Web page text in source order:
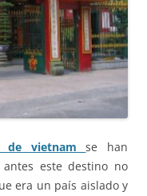
de vietnam
se han
este destino no
era un país aislado y